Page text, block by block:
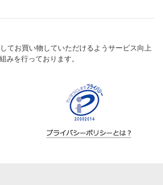
てお買い物していただけるようサービス向上
みを行っております。